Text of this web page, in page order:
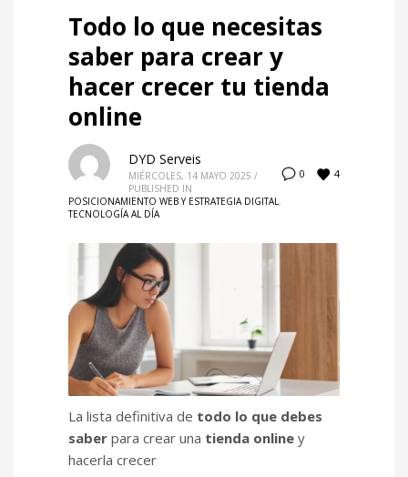
Todo lo que necesitas
saber para crear y
hacer crecer tu tienda
online
0 4
DYD Serveis
MIÉRCOLES, 14 MAYO 2025 /
PUBLISHED IN
POSICIONAMIENTO WEB Y ESTRATEGIA DIGITAL,
TECNOLOGÍA AL DÍA
La lista definitiva de todo lo que debes
saber para crear una tienda online y
hacerla crecer